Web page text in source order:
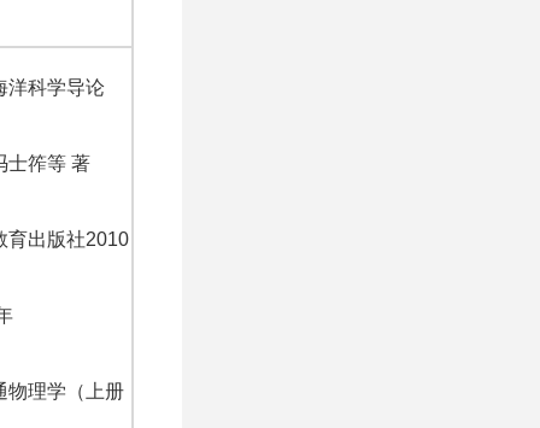
洋科学导论
士筰等 著
育出版社2010
物理学（上册